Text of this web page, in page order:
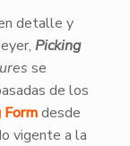
detalle y
Picking
se
de los
Formdesde
vigente a la